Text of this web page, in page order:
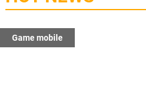
mobile